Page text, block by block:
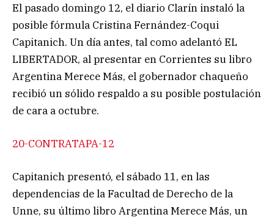
El pasado domingo 12, el diario Clarín instaló la
posible fórmula Cristina Fernández-Coqui
Capitanich. Un día antes, tal como adelantó EL
LIBERTADOR, al presentar en Corrientes su libro
Argentina Merece Más, el gobernador chaqueño
recibió un sólido respaldo a su posible postulación
de cara a octubre.
20-CONTRATAPA-12
Capitanich presentó, el sábado 11, en las
dependencias de la Facultad de Derecho de la
Unne, su último libro Argentina Merece Más, un